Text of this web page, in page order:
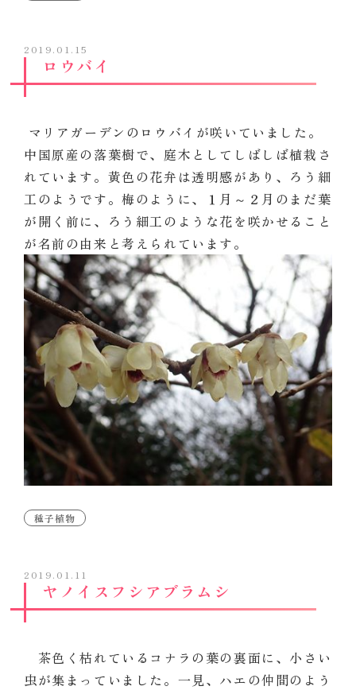
2019.01.15
ロウバイ
マリアガーデンのロウバイが咲いていました。
中国原産の落葉樹で、庭木としてしばしば植栽さ
れています。黄色の花弁は透明感があり、ろう細
工のようです。梅のように、１月～２月のまだ葉
が開く前に、ろう細工のような花を咲かせること
が名前の由来と考えられています。
種子植物
2019.01.11
ヤノイスフシアブラムシ
茶色く枯れているコナラの葉の裏面に、小さい
虫が集まっていました。一見、ハエの仲間のよう